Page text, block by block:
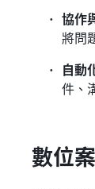
協作
將問
自動
件、
數位